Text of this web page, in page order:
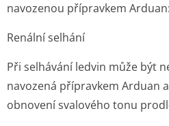
navozenou přípravkem Arduan:
Renální selhání
Při selhávání ledvin může být
navozená přípravkem Arduan
obnovení svalového tonu